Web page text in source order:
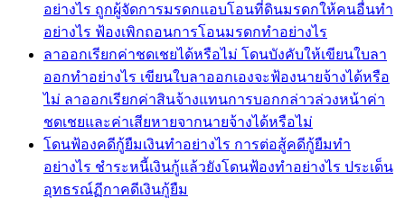
อย่างไร ถูกผู้จัดการมรดกแอบโอนที่ดินมรดกให้คนอื่นทำ
อย่างไร ฟ้องเพิกถอนการโอนมรดกทำอย่างไร
ลาออกเรียกค่าชดเชยได้หรือไม่ โดนบังคับให้เขียนใบลา
ออกทำอย่างไร เขียนใบลาออกเองจะฟ้องนายจ้างได้หรือ
ไม่ ลาออกเรียกค่าสินจ้างแทนการบอกกล่าวล่วงหน้าค่า
ชดเชยและค่าเสียหายจากนายจ้างได้หรือไม่
โดนฟ้องคดีกู้ยืมเงินทำอย่างไร การต่อสู้คดีกู้ยืมทำ
อย่างไร ชำระหนี้เงินกู้แล้วยังโดนฟ้องทำอย่างไร ประเด็น
อุทธรณ์ฏีกาคดีเงินกู้ยืม